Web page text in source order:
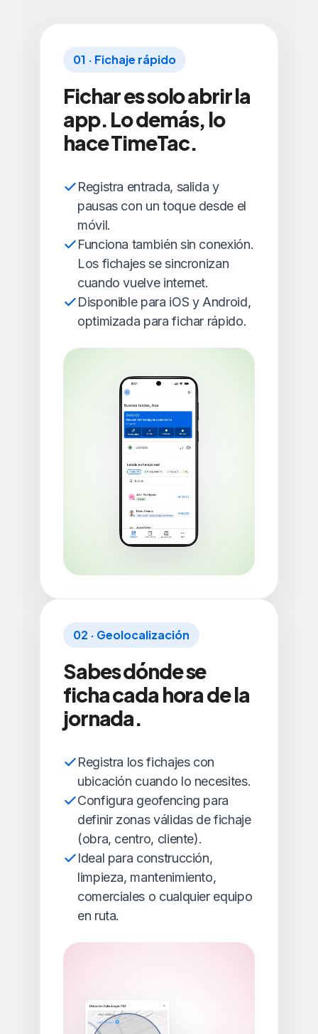
01 · Fichaje rápido
Fichar es solo abrir la
app. Lo demás, lo
hace TimeTac.
Registra entrada, salida y
pausas con un toque desde el
móvil.
Funciona también sin conexión.
Los fichajes se sincronizan
cuando vuelve internet.
Disponible para iOS y Android,
optimizada para fichar rápido.
02 · Geolocalización
Sabes dónde se
ficha cada hora de la
jornada.
Registra los fichajes con
ubicación cuando lo necesites.
Configura geofencing para
definir zonas válidas de fichaje
(obra, centro, cliente).
Ideal para construcción,
limpieza, mantenimiento,
comerciales o cualquier equipo
en ruta.